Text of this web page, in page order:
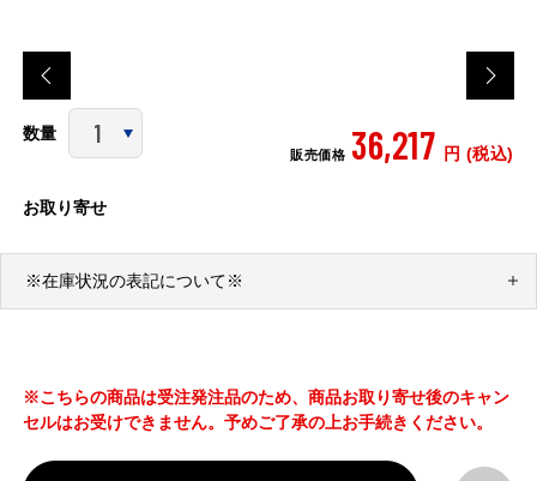
数量
販売価格 36,217 円 (税込)
お取り寄せ
※在庫状況の表記について※
※こちらの商品は受注発注品のため、商品お取り寄せ後のキャン
セルはお受けできません。予めご了承の上お手続きください。